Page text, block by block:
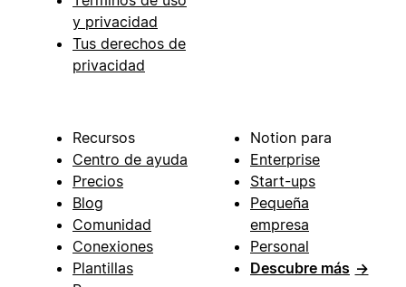
y privacidad
Tus derechos de
privacidad
Recursos
Centro de ayuda
Precios
Blog
Comunidad
Conexiones
Plantillas
Notion para
Enterprise
Start-ups
Pequeña
empresa
Personal
Descubre más →